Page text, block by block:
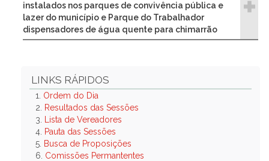
instalados nos parques de convivência pública e
lazer do município e Parque do Trabalhador
dispensadores de água quente para chimarrão
LINKS RÁPIDOS
1. Ordem do Dia
2.
Resultados das Sessões
3.
Lista de Vereadores
4. Pauta das Sessões
5. Busca de Proposições
6. Comissões Permantentes